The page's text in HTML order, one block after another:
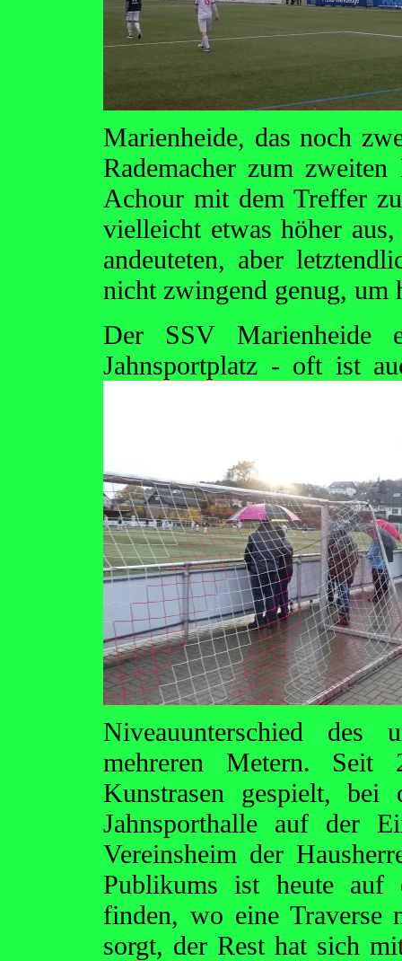
Marienheide, das noch
Rademacher zum
Achour mit dem Treffer
vielleicht etwas höher
andeuteten, aber
nicht zwingend genug, um
Der SSV Marienheide
Jahnsportplatz - oft ist
Niveauunterschied des
mehreren Metern.
Kunstrasen gespielt, bei
Jahnsporthalle auf der
Vereinsheim der
Publikums ist heute auf
finden, wo eine Traverse
sorgt, der Rest hat sich